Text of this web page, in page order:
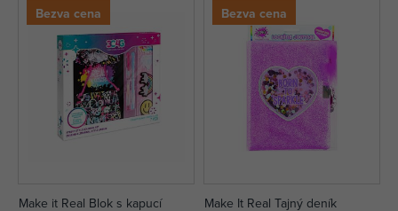
Bezva cena
Make it Real Blok s kapucí
Bezva cena
Make It Real Tajný deník